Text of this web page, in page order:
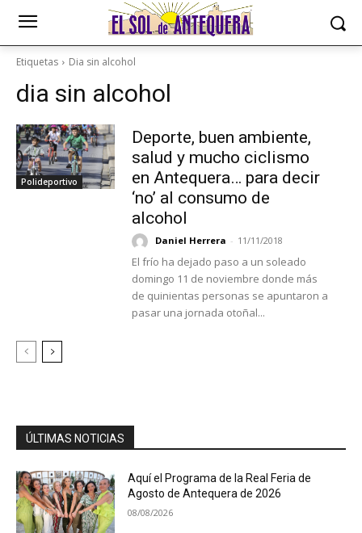
Etiquetas Dia sin alcohol
dia sin alcohol
Polideportivo
Deporte, buen ambiente,
salud y mucho ciclismo
en Antequera… para decir
‘no’ al consumo de
alcohol
Daniel Herrera - 11/11/2018
El frío ha dejado paso a un soleado
domingo 11 de noviembre donde más
de quinientas personas se apuntaron a
pasar una jornada otoñal...
ÚLTIMAS NOTICIAS
Aquí el Programa de la Real Feria de
Agosto de Antequera de 2026
08/08/2026